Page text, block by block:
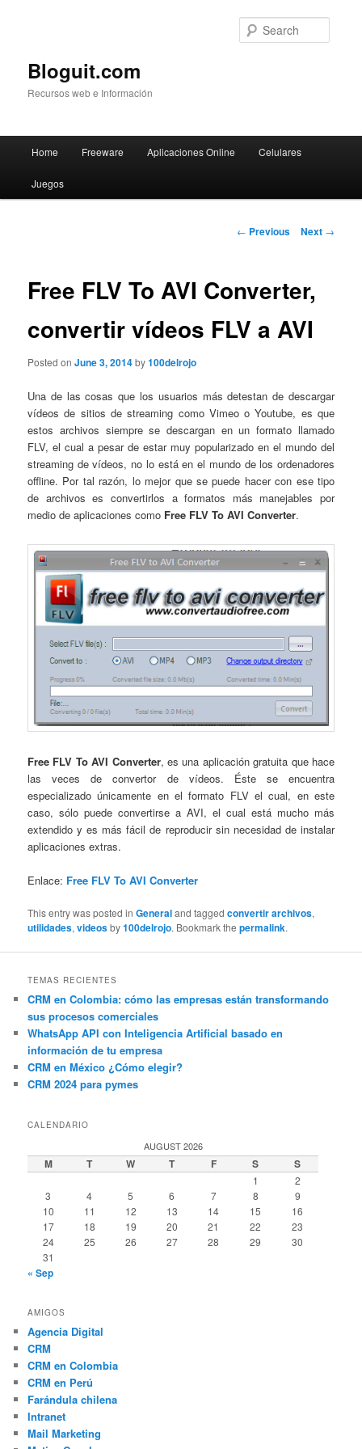
Bloguit.com
Recursos web e Información
Skip
to
Home Freeware Aplicaciones Online Celulares
Juegos
Post
← Previous Next →
Free FLV To AVI Converter,
convertir vídeos FLV a AVI
Posted onJune 3, 2014by100delrojo
Una de las cosas que los usuarios más detestan de descargar
vídeos de sitios de streaming como Vimeo o Youtube, es que
estos archivos siempre se descargan en un formato llamado
FLV, el cual a pesar de estar muy popularizado en el mundo del
streaming de vídeos, no lo está en el mundo de los ordenadores
offline. Por tal razón, lo mejor que se puede hacer con ese tipo
de archivos es convertirlos a formatos más manejables por
medio de aplicaciones como Free FLV To AVI Converter.
Free FLV To AVI Converter, es una aplicación gratuita que hace
las veces de convertor de vídeos. Éste se encuentra
especializado únicamente en el formato FLV el cual, en este
caso, sólo puede convertirse a AVI, el cual está mucho más
extendido y es más fácil de reproducir sin necesidad de instalar
aplicaciones extras.
Enlace: Free FLV To AVI Converter
This entry was posted inGeneraland taggedconvertir archivos,
utilidades,videosby100delrojo. Bookmark thepermalink.
TEMAS RECIENTES
CRM en Colombia: cómo las empresas están transformando
sus procesos comerciales
WhatsApp API con Inteligencia Artificial basado en
información de tu empresa
CRM en México ¿Cómo elegir?
CRM 2024 para pymes
CALENDARIO
AUGUST 2026
M T W T F S S
1
2
3
4 5 6 7 8
9
10
11 12 13 14 15
16
17
18 19 20 21 22
23
24
25 26 27 28 29
30
31
« Sep
AMIGOS
Agencia Digital
CRM
CRM en Colombia
CRM en Perú
Farándula chilena
Intranet
Mail Marketing